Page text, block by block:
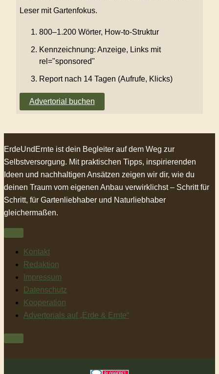
Leser mit Gartenfokus.
800–1.200 Wörter, How-to-Struktur
Kennzeichnung: Anzeige, Links mit
rel="sponsored"
Report nach 14 Tagen (Aufrufe, Klicks)
Advertorial buchen
ErdeUndErnte ist dein Begleiter auf dem Weg zur
Selbstversorgung. Mit praktischen Tipps, inspirierenden
Ideen und nachhaltigen Ansätzen zeigen wir dir, wie du
deinen Traum vom eigenen Anbau verwirklichst – Schritt für
Schritt, für Gartenliebhaber und Naturliebhaber
gleichermaßen.
Kontakt
Redaktion
Impressum
Datenschutz
Kooperation
Advertorials auf „Erde & Ernte“